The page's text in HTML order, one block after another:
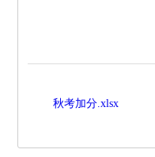
秋考加分.xlsx